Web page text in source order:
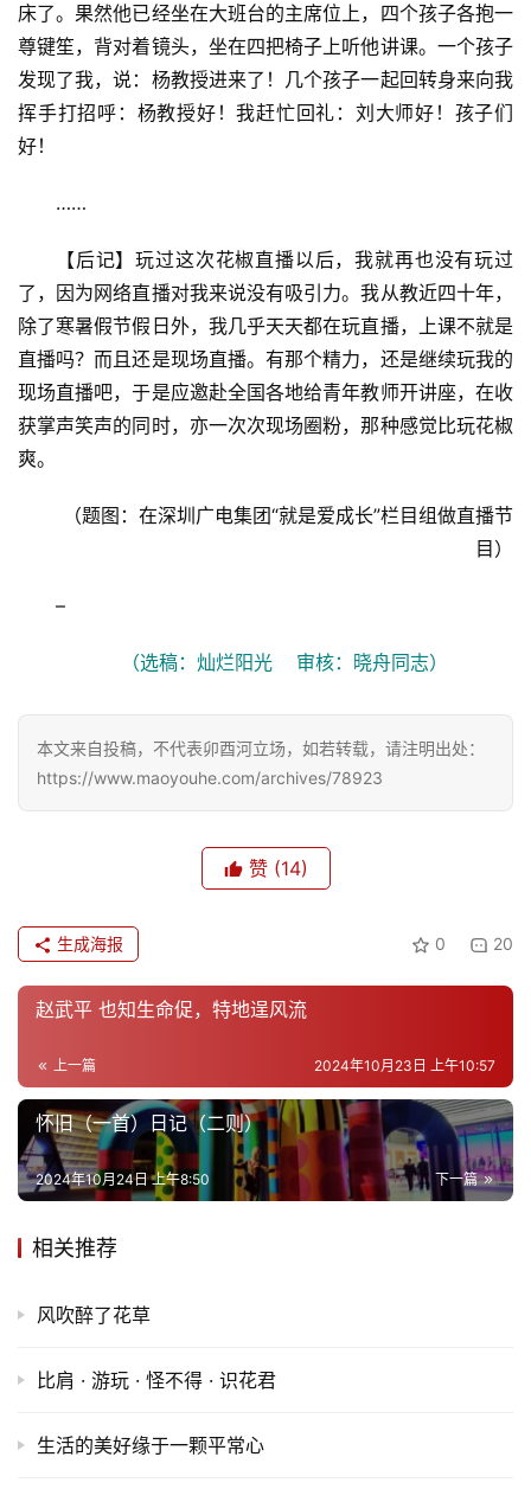
首
页
文
活
床了。果然他已经坐在大班台的主席位上，四个孩子各抱一
尊键笙，背对着镜头，坐在四把椅子上听他讲课。一个孩子
发现了我，说：杨教授进来了！几个孩子一起回转身来向我
挥手打招呼：杨教授好！我赶忙回礼：刘大师好！孩子们
好！
……
【后记】玩过这次花椒直播以后，我就再也没有玩过
了，因为网络直播对我来说没有吸引力。我从教近四十年，
除了寒暑假节假日外，我几乎天天都在玩直播，上课不就是
直播吗？而且还是现场直播。有那个精力，还是继续玩我的
现场直播吧，于是应邀赴全国各地给青年教师开讲座，在收
获掌声笑声的同时，亦一次次现场圈粉，那种感觉比玩花椒
爽。
（题图：在深圳广电集团“就是爱成长”栏目组做直播节
目）
–
（选稿：灿烂阳光    审核：晓舟同志）
本文来自投稿，不代表卯酉河立场，如若转载，请注明出处：
https://www.maoyouhe.com/archives/78923
赞 (14)
0 20
生成海报
赵武平 也知生命促，特地逞风流
上一篇 2024年10月23日 上午10:57
怀旧（一首）日记（二则）
下一篇
2024年10月24日 上午8:50
相关推荐
风吹醉了花草
比肩 · 游玩 · 怪不得 · 识花君
生活的美好缘于一颗平常心